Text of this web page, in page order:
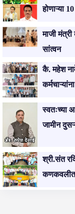
होणाऱ्या
माजी
सांत्वन
कै. महेश
स्वतःच्या
जामीन
श्री.संत
कणकवलीत